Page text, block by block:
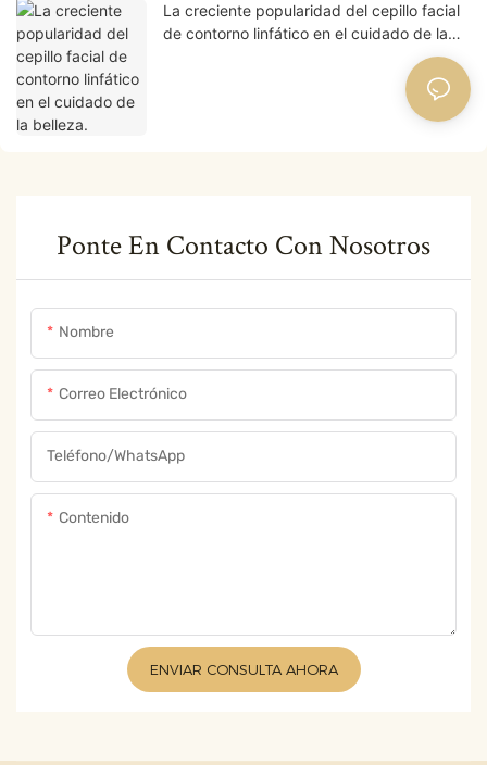
La creciente popularidad del cepillo facial
de contorno linfático en el cuidado de la
Ponte En Contacto Con Nosotros
Nombre
Correo Electrónico
Teléfono/WhatsApp
Contenido
ENVIAR CONSULTA AHORA